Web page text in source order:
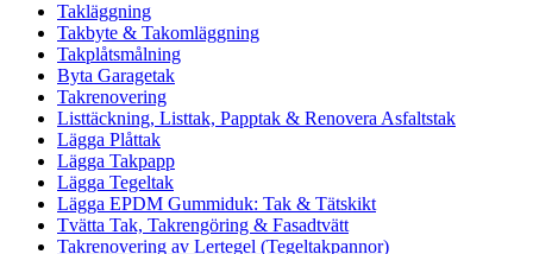
Takläggning
Takbyte & Takomläggning
Takplåtsmålning
Byta Garagetak
Takrenovering
Listtäckning, Listtak, Papptak & Renovera Asfaltstak
Lägga Plåttak
Lägga Takpapp
Lägga Tegeltak
Lägga EPDM Gummiduk: Tak & Tätskikt
Tvätta Tak, Takrengöring & Fasadtvätt
Takrenovering av Lertegel (Tegeltakpannor)